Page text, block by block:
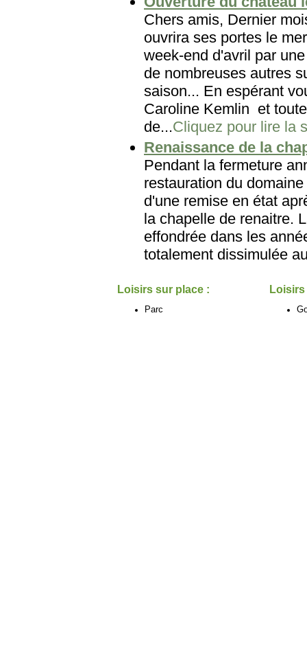
Chers amis, Dernier
ouvrira ses portes le
week-end d'avril par
de nombreuses autres
saison... En espérant
Caroline Kemlin et
de...Cliquez pour lire la
Renaissance de la
Pendant la fermeture
restauration du
d'une remise en état
la chapelle de renaitre.
effondrée dans les
totalement dissimulée
Loisirs sur place :
Parc